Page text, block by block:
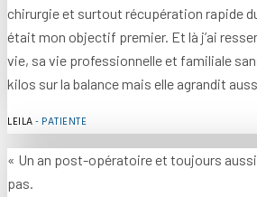
chirurgie et surtout récupération rapide
était mon objectif premier. Et là j’ai
vie, sa vie professionnelle et familiale
kilos sur la balance mais elle agrandit
LEILA- PATIENTE
« Un an post-opératoire et toujours
pas.